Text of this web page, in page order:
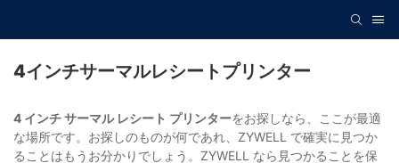
4インチサーマルレシートプリンター
4 インチ サーマル レシート プリンターをお探しなら、ここが最適
な場所です。お探しのものが何であれ、ZYWELL で確実に見つか
ることはもうお分かりでしょう。ZYWELL なら見つかることを保